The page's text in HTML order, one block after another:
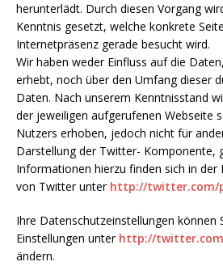
herunterlädt. Durch diesen Vorgang
Kenntnis gesetzt, welche konkrete
Internetpräsenz gerade besucht wird.
Wir haben weder Einfluss auf die
erhebt, noch über den Umfang dieser
Daten. Nach unserem Kenntnisstand
der jeweiligen aufgerufenen Webseite
Nutzers erhoben, jedoch nicht für
Darstellung der Twitter- Komponente,
Informationen hierzu finden sich in der
von Twitter unter http://twitter.com/
Ihre Datenschutzeinstellungen können
Einstellungen unter http://
ändern.